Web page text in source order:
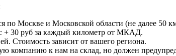
по Москве и Московской области (не далее
+ 30 руб за каждый километр от МКАД.
Стоимость зависит от вашего региона.
компанию к нам на склад, но должен